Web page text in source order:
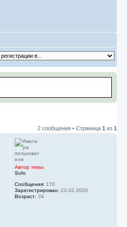
2 сообщения • Страница 1 из 1
Автор темы
Sofo
Сообщения: 170
Зарегистрирован: 23.02.2020
Возраст: 34